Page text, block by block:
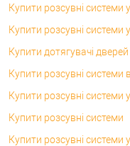
Купити розсувні системи
Купити розсувні системи
Купити дотягувачі дверей
Купити розсувні системи
Купити розсувні системи
Купити розсувні системи
Купити розсувні системи